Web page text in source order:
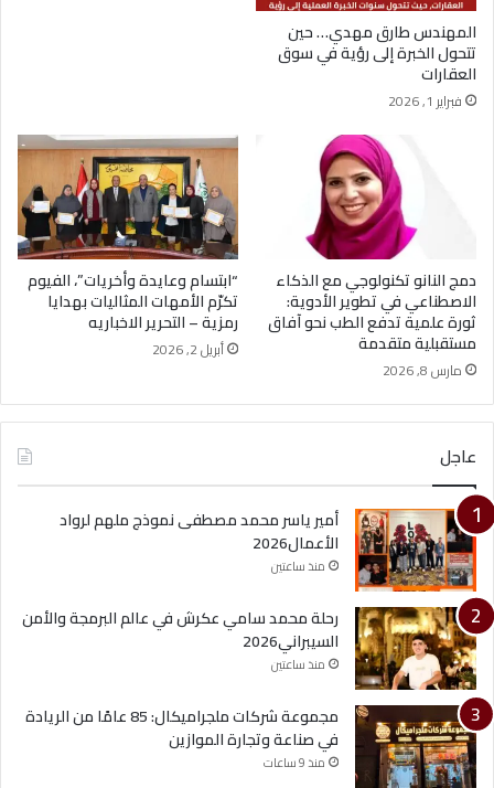
المهندس طارق مهدي… حين
تتحول الخبرة إلى رؤية في سوق
العقارات
فبراير 1, 2026
دمج النانو تكنولوجي مع الذكاء
الاصطناعي في تطوير الأدوية:
ثورة علمية تدفع الطب نحو آفاق
مستقبلية متقدمة
مارس 8, 2026
“ابتسام وعايدة وأخريات”، الفيوم
تكرّم الأمهات المثاليات بهدايا
رمزية – التحرير الاخباريه
أبريل 2, 2026
عاجل
أمير ياسر محمد مصطفى نموذج ملهم لرواد
الأعمال2026
منذ ساعتين
رحلة محمد سامي عكرش في عالم البرمجة والأمن
السيبراني2026
منذ ساعتين
مجموعة شركات ملجراميكال: 85 عامًا من الريادة
في صناعة وتجارة الموازين
منذ 9 ساعات